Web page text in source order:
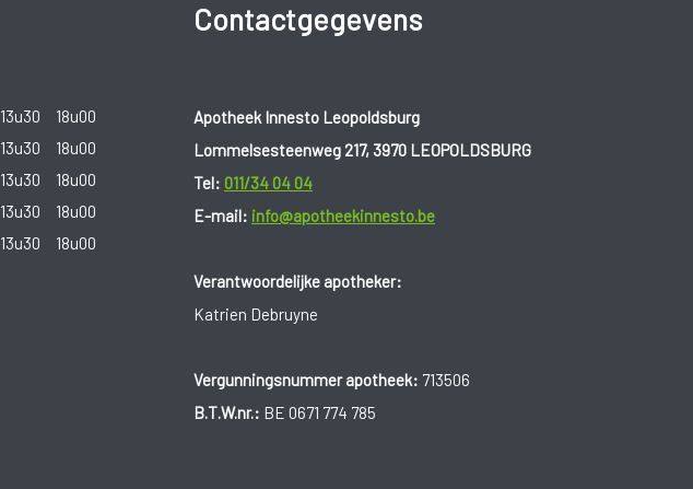
13u30
18u00
13u30
18u00
13u30
18u00
13u30
18u00
13u30
18u00
Contactgegevens
Apotheek Innesto Leopoldsburg
Lommelsesteenweg 217, 3970 LEOPOLDSBURG
Tel: 011/34 04 04
E-mail: info@apotheekinnesto.be
Verantwoordelijke apotheker:
Katrien Debruyne
Vergunningsnummer apotheek: 713506
B.T.W.nr.: BE 0671 774 785